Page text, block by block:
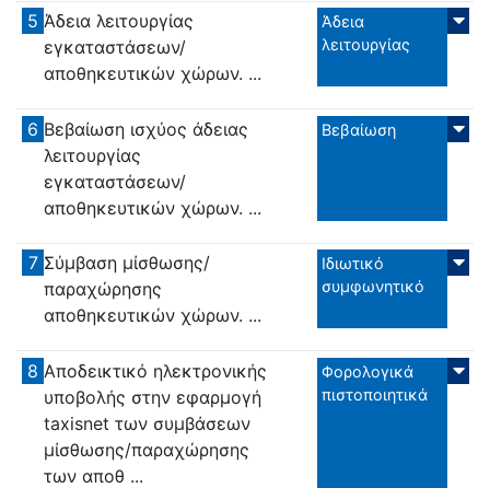
5 Άδεια λειτουργίας
εγκαταστάσεων/
αποθηκευτικών χώρων. ...
Άδεια
λειτουργίας
6 Βεβαίωση ισχύος άδειας
λειτουργίας
εγκαταστάσεων/
αποθηκευτικών χώρων. ...
Βεβαίωση
7 Σύμβαση μίσθωσης/
παραχώρησης
αποθηκευτικών χώρων. ...
Ιδιωτικό
συμφωνητικό
8 Αποδεικτικό ηλεκτρονικής
υποβολής στην εφαρμογή
taxisnet των συμβάσεων
μίσθωσης/παραχώρησης
των αποθ ...
Φορολογικά
πιστοποιητικά